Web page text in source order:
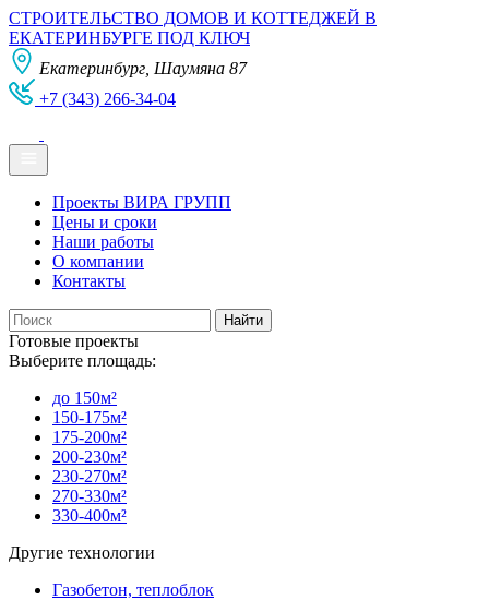
СТРОИТЕЛЬСТВО ДОМОВ И КОТТЕДЖЕЙ В
ЕКАТЕРИНБУРГЕ ПОД КЛЮЧ
Екатеринбург, Шаумяна 87
+7 (343) 266-34-04
Проекты ВИРА ГРУПП
Цены и сроки
Наши работы
О компании
Контакты
Готовые проекты
Выберите площадь:
до 150м²
150-175м²
175-200м²
200-230м²
230-270м²
270-330м²
330-400м²
Другие технологии
Газобетон, теплоблок